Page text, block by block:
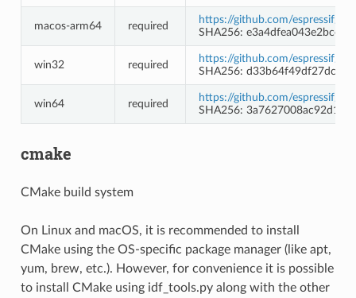
macos-arm64 required
https://github.com/espressif/
SHA256:
win32 required
https://github.com/espressif/
SHA256:
win64 required
https://github.com/espressif/
SHA256:
cmake
CMake build system
On Linux and macOS, it is recommended to install
CMake using the OS-specific package manager (like apt,
yum, brew, etc.). However, for convenience it is possible
to install CMake using idf_tools.py along with the other